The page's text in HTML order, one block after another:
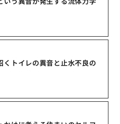
くトイレの異音と止水不良の